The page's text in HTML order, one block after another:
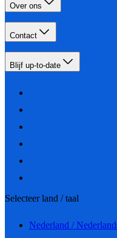
Over ons
Contact
Blijf up-to-date
Selecteer land / taal
Nederland /